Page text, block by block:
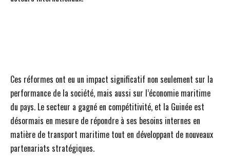
Ces réformes ont eu un impact significatif non seulement sur la
performance de la société, mais aussi sur l’économie maritime
du pays. Le secteur a gagné en compétitivité, et la Guinée est
désormais en mesure de répondre à ses besoins internes en
matière de transport maritime tout en développant de nouveaux
partenariats stratégiques.